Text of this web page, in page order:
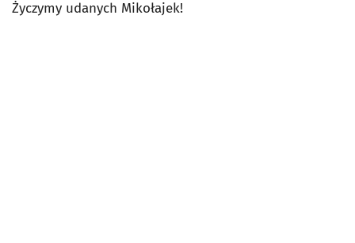
Życzymy udanych Mikołajek!